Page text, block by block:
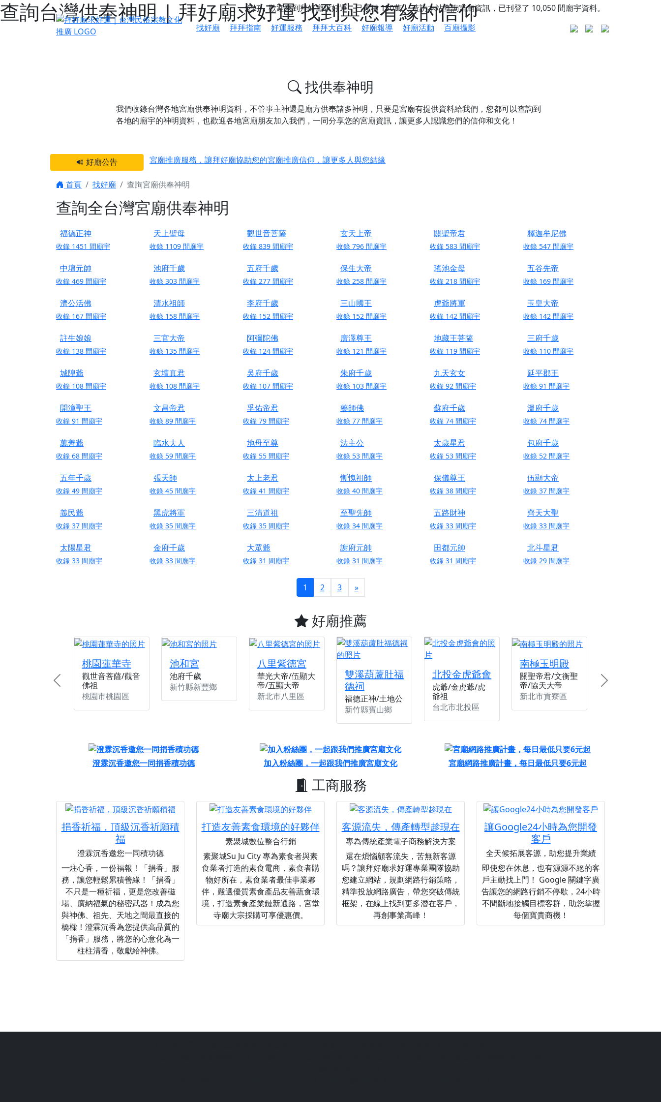
查詢台灣供奉神明 | 拜好廟求好運 找到與您有緣的信仰
您好，歡迎來到拜好廟求好運，已累積150萬人造訪本站查詢宮廟資訊，已刊登了 10,050 間廟宇資料。
找好廟
拜拜指南 好運服務 拜拜大百科 好廟報導 好廟活動 百廟攝影
找供奉神明
我們收錄台灣各地宮廟供奉神明資料，不管事主神還是廟方供奉諸多神明，只要是宮廟有提供資料給我們，您都可以查詢到
各地的廟宇的神明資料， 也歡迎各地宮廟朋友加入我們，一同分享您的宮廟資訊，讓更多人認識您們的信仰和文化！
好廟公告
宮廟推廣服務，讓拜好廟協助您的宮廟推廣信仰，讓更多人與您結緣
之旅」！
【台北北投 唭哩岸慈生宮】慶讚中元普渡法會，誠摯邀請您一同參與，為自己與家人累積福德、祈求平安好運
【屏東縣獅子鄉 楓港清華山聖天宮】驪山母娘聖誕暨中元普渡大法會，誠邀十方善信大德，一同回到母娘慈悲座前，祈福納祥、慎
終追遠、廣植福田
【桃園市 桃園蓮華寺】盂蘭盆中元報恩法會，這場法會不只是超薦與普渡，更是一份對祖先的感恩、對親人的思念，也是為家人祈
【桃園龜山 慈恩宮】丙午年梁皇寶懺法會，一念虔誠禮寶懺，一分懺悔植福田，誠邀十方善信大德共同參與。
【新北貢寮 南極玉明殿】中元普渡大法會，誠摯歡迎十方善信大德隨喜贊普，為祖先親眷祈求安息，也為自身與家人累積福德、種
下善緣。
【桃園慈善宮(天公廟)】中元普渡交給專業的來，省時省力又積福！「玉皇大帝 大天尊」 親自坐鎮主法！幫你累積的功德福報自然
【台北北投 福慶宮】慶讚中元普渡法會，誠摯邀請十方善信大德，一同回到北投土地公埔，祈願闔家平安、地方祥和、福運綿長。
【桃園龜山 慈恩宮】瑤池金母聖誕祝壽盛典，邀請十方善信大德蒞臨參香祝壽，同沐母娘慈光，共祈平安吉祥
【桃園龜山 慈恩宮】丙午年慶讚中元普渡法會，正是讓我們用善念與功德，迴向冥陽兩利、闔家平安的殊勝因緣。
【新北八里 紫德宮】丙午年中元普渡讚普超薦法會，普施眾生・慎終追遠・廣植福田
【台北北投金虎爺會】父親節陪爸爸一起闖關趣，邀請大小朋友一起留下珍貴的家庭回憶
【新北八里 紫德宮】父親節奉茶感恩活動，一杯茶，一份心意；一句感謝，一生難忘。
【桃園新屋 深圳玄天宮】農曆七月擴大犒軍科儀，吉祥月不只有普渡祈福，也有一份感謝守護的虔誠心意
【桃園新屋 深圳玄天宮】七娘媽聖誕祝壽慶典，誠摯邀請十方善信大德攜家帶眷前來參香，共同向七娘媽祝壽祈福
歡迎友廟長官、小編加入我們LINE官方帳號，讓我們協助您的廟宇推廣。
首頁 找好廟 查詢宮廟供奉神明
查詢全台灣宮廟供奉神明
福德正神
收錄 1451 間廟宇
天上聖母
收錄 1109 間廟宇
觀世音菩薩
收錄 839 間廟宇
玄天上帝
收錄 796 間廟宇
關聖帝君
收錄 583 間廟宇
釋迦牟尼佛
收錄 547 間廟宇
中壇元帥
收錄 469 間廟宇
池府千歲
收錄 303 間廟宇
五府千歲
收錄 277 間廟宇
保生大帝
收錄 258 間廟宇
瑤池金母
收錄 218 間廟宇
五谷先帝
收錄 169 間廟宇
濟公活佛
收錄 167 間廟宇
清水祖師
收錄 158 間廟宇
李府千歲
收錄 152 間廟宇
三山國王
收錄 152 間廟宇
虎爺將軍
收錄 142 間廟宇
玉皇大帝
收錄 142 間廟宇
註生娘娘
收錄 138 間廟宇
三官大帝
收錄 135 間廟宇
阿彌陀佛
收錄 124 間廟宇
廣澤尊王
收錄 121 間廟宇
地藏王菩薩
收錄 119 間廟宇
三府千歲
收錄 110 間廟宇
城隍爺
收錄 108 間廟宇
玄壇真君
收錄 108 間廟宇
吳府千歲
收錄 107 間廟宇
朱府千歲
收錄 103 間廟宇
九天玄女
收錄 92 間廟宇
延平郡王
收錄 91 間廟宇
開漳聖王
收錄 91 間廟宇
文昌帝君
收錄 89 間廟宇
孚佑帝君
收錄 79 間廟宇
藥師佛
收錄 77 間廟宇
蘇府千歲
收錄 74 間廟宇
溫府千歲
收錄 74 間廟宇
萬善爺
收錄 68 間廟宇
臨水夫人
收錄 59 間廟宇
地母至尊
收錄 55 間廟宇
法主公
收錄 53 間廟宇
太歲星君
收錄 53 間廟宇
包府千歲
收錄 52 間廟宇
五年千歲
收錄 49 間廟宇
張天師
收錄 45 間廟宇
太上老君
收錄 41 間廟宇
慚愧祖師
收錄 40 間廟宇
保儀尊王
收錄 38 間廟宇
伍顯大帝
收錄 37 間廟宇
義民爺
收錄 37 間廟宇
黑虎將軍
收錄 35 間廟宇
三清道祖
收錄 35 間廟宇
至聖先師
收錄 34 間廟宇
五路財神
收錄 33 間廟宇
齊天大聖
收錄 33 間廟宇
太陽星君
收錄 33 間廟宇
金府千歲
收錄 33 間廟宇
大眾爺
收錄 31 間廟宇
謝府元帥
收錄 31 間廟宇
田都元帥
收錄 31 間廟宇
北斗星君
收錄 29 間廟宇
1 2 3 »
好廟推薦
桃園蓮華寺
觀世音菩薩/觀音
佛祖
桃園市桃園區
池和宮
池府千歲
新竹縣新豐鄉
八里紫德宮
華光大帝/伍顯大
帝/五顯大帝
新北市八里區
雙溪葫蘆肚福
德祠
福德正神/土地公
新竹縣寶山鄉
北投金虎爺會
虎爺/金虎爺/虎
爺祖
台北市北投區
南極玉明殿
關聖帝君/文衡聖
帝/協天大帝
新北市貢寮區
Previous Next
澄霖沉香邀您一同捐香積功德 加入粉絲團，一起跟我們推廣宮廟文化 宮廟網路推廣計畫，每日最低只要6元起
工商服務
捐香祈福，頂級沉香祈願積
福
澄霖沉香邀您一同積功德
一炷心香，一份福報！「捐香」服
務，讓您輕鬆累積善緣！「捐香」
不只是一種祈福，更是您改善磁
場、廣納福氣的秘密武器！成為您
與神佛、祖先、天地之間最直接的
橋樑！澄霖沉香為您提供高品質的
「捐香」服務，將您的心意化為一
柱柱清香，敬獻給神佛。
打造友善素食環境的好夥伴
素聚城數位整合行銷
素聚城Su Ju City 專為素食者與素
食業者打造的素食電商，素食者購
物好所在，素食業者最佳事業夥
伴，嚴選優質素食產品友善蔬食環
境，打造素食產業鏈新通路，宮堂
寺廟大宗採購可享優惠價。
客源流失，傳產轉型趁現在
專為傳統產業電子商務解決方案
還在煩惱顧客流失，苦無新客源
嗎？讓拜好廟求好運專業團隊協助
您建立網站，規劃網路行銷策略，
精準投放網路廣告，帶您突破傳統
框架，在線上找到更多潛在客戶，
再創事業高峰！
讓Google24小時為您開發
客戶
全天候拓展客源，助您提升業績
即使您在休息，也有源源不絕的客
戶主動找上門！ Google 關鍵字廣
告讓您的網路行銷不停歇，24小時
不間斷地接觸目標客群，助您掌握
每個寶貴商機！